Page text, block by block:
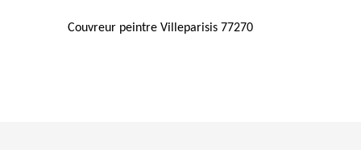
Couvreur peintre Villeparisis 77270